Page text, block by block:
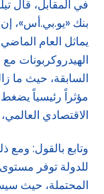
في المقابل، قال
بنك «ﻳﻮ.ﺑﻲ.أس»، إن
يماثل العام
الهيدروكربونات
السابقة، حيث ما
مؤثراً رئيسياً
الاقتصادي
وتابع بالقول: ومع
للدولة توفر
المحتملة، حيث